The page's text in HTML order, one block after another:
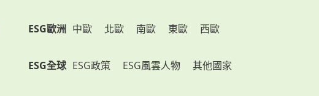
ESG歐洲 中歐 北歐 南歐 東歐 西歐
ESG全球 ESG政策 ESG風雲人物 其他國家